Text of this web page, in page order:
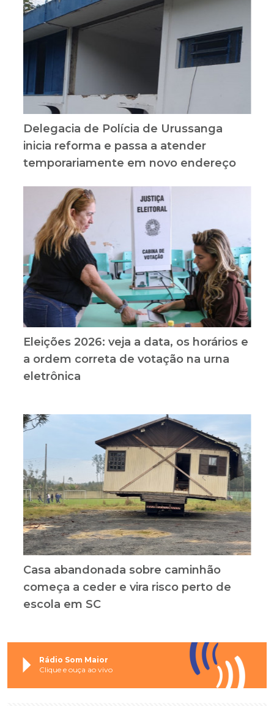
Delegacia de Polícia de Urussanga
inicia reforma e passa a atender
temporariamente em novo endereço
Eleições 2026: veja a data, os horários e
a ordem correta de votação na urna
eletrônica
Casa abandonada sobre caminhão
começa a ceder e vira risco perto de
escola em SC
Rádio Som Maior
Clique e ouça ao vivo